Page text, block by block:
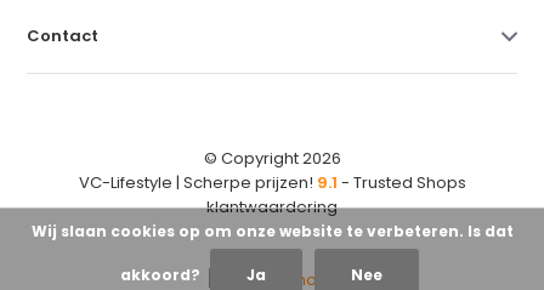
Contact
© Copyright 2026
VC-Lifestyle | Scherpe prijzen! 9.1 - Trusted Shops
klantwaardering
Wij slaan cookies op om onze website te verbeteren. Is dat
akkoord? Ja Nee